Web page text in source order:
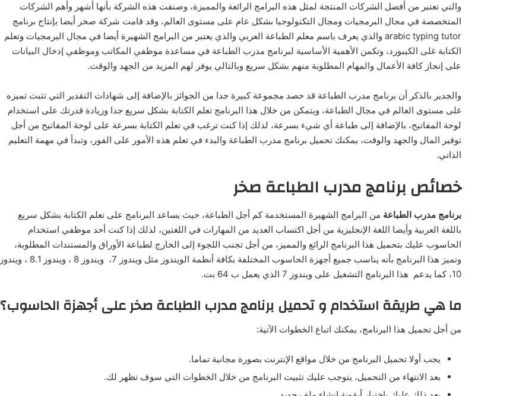
والتي تعتبر من أفضل الشركات المنتجة لمثل هذه البرامج الرائعة والمميزة، وصنفت هذه الشركة بأنها أشهر وأهم الشركات
المتخصصة في مجال البرمجيات ومجال التكنولوجيا بشكل عام على مستوى العالم، وقد قامت شركة صخر أيضا بإنتاج برنامج
arabic typing tutor والذي يعرف باسم معلم الطباعة العربي والذي يعتبر من البرامج الشهيرة أيضا في مجال البرمجيات وتعلم
الكتابة غلى الكيبورد، وتكمن الأهمية الأساسية لبرنامج مدرب الطباعة في مساعدة موظفي المكاتب وموظفي إدخال البيانات
على إنجاز كافة الأعمال والمهام المطلوبة منهم بشكل سريع وبالتالي يوفر لهم المزيد من الجهد والوقت.
والجدير بالذكر أن برنامج مدرب الطباعة قد حصد مجموعة كبيرة جدا من الجوائز بالإضافة إلى شهادات التقدير التي تثبت تميزه
غلى مستوى العالم في مجال الطباعة، ويتمكن من خلال هذا البرنامج تعلم الكتابة بشكل سريع جدا وزيادة قدرتك على استخدام
لوحة المفاتيح، بالإضافة إلى طباعة أي شيء بسرعة، لذلك إذا كنت ترغب في تعلم الكتابة بسرعة على لوحة المفاتيح من أجل
توفير المال والجهد والوقت، يمكنك تحميل برنامج مدرب الطباعة والبدء في تعلم هذه الأمور على الفور، وتبدأ في مهمة التعليم
الذاتي.
خصائص برنامج مدرب الطباعة صخر
برنامج مدرب الطباعة من البرامج الشهيرة المستخدمة كم أجل الطباعة، حيث يساعد البرنامج على تعلم الكتابة بشكل سريع
باللغة العربية وأيضا اللغة الإنجليزية من أجل اكتساب العديد من المهارات في اللغتين، لذلك إذا كنت أحد موظفي استخدام
الحاسوب عليك بتحميل هذا البرنامج الرائع والمميز، من أجل تجنب اللجوء إلى الخارج لطباعة الأوراق والمستندات المطلوبة،
وتميز هذا البرنامج بأنه يناسب جميع أجهزة الحاسوب المختلفة بكافة أنظمة الويندوز مثل ويندوز 7، ويندوز 8 ، ويندوز 8.1 ، ويندوز
10، كما يدعم هذا البرنامج التشغيل على ويندوز 7 الذي يعمل ب 64 بت.
ما هي طريقة استخدام و تحميل برنامج مدرب الطباعة صخر على أجهزة الحاسوب؟
من أجل تحميل هذا البرنامج، يمكنك اتباع الخطوات الآتية:
يجب أولا تحميل البرنامج من خلال مواقع الإنترنت بصورة مجانية تماما.
بعد الانتهاء من التحميل، يتوجب عليك تثبيت البرنامج من خلال الخطوات التي سوف تظهر لك.